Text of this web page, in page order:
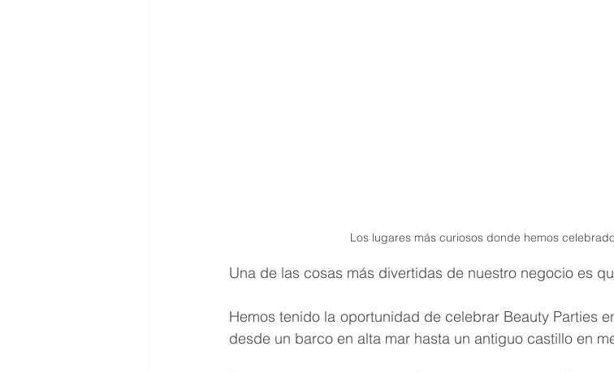
Los lugares más curiosos donde hemos
Una de las cosas más divertidas de nuestro negocio es
Hemos tenido la oportunidad de celebrar Beauty Parties
desde un barco en alta mar hasta un antiguo castillo en